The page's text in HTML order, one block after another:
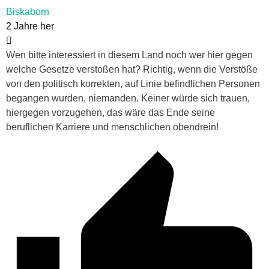
Biskaborn
2 Jahre her
Wen bitte interessiert in diesem Land noch wer hier gegen
welche Gesetze verstoßen hat? Richtig, wenn die Verstöße
von den politisch korrekten, auf Linie befindlichen Personen
begangen wurden, niemanden. Keiner würde sich trauen,
hiergegen vorzugehen, das wäre das Ende seine
beruflichen Karriere und menschlichen obendrein!